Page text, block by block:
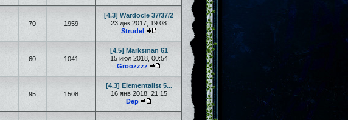
70 1959
[4.3] Wardocle 37/37/2
23 дек 2017, 19:08
Strudel
60 1041
[4.5] Marksman 61
15 июл 2018, 00:54
Groozzzz
95 1508
[4.3] Elementalist 5...
16 янв 2018, 21:15
Dep